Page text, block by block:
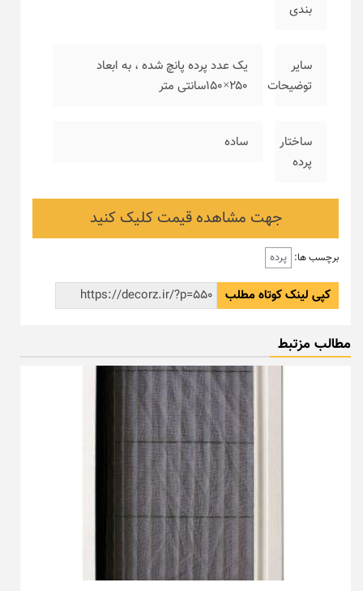
بندی
سایر
توضیحات
یک عدد پرده پانچ شده ، به ابعاد
۲۵۰×۱۵۰سانتی متر
ساختار
پرده
ساده
جهت مشاهده قیمت کلیک کنید
برچسب ها: پرده
کپی لینک کوتاه مطلب
مطالب مزتبط